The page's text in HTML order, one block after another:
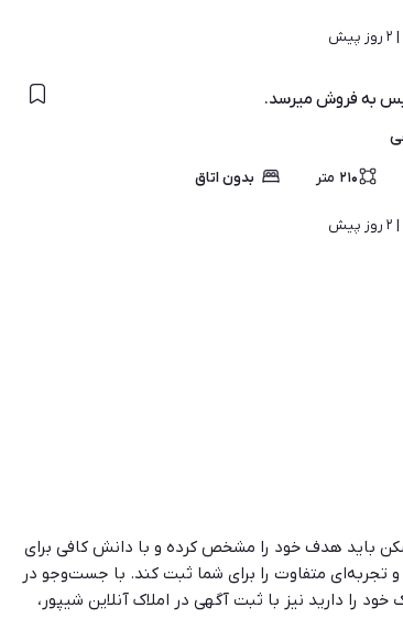
۲ روز پیش
به فروش میرسد.
۲۱۰ متر بدون اتاق
۲ روز پیش
باید هدف خود را مشخص کرده و با دانش کافی برای
و تجربه‌ای متفاوت را برای شما ثبت کند. با جست‌وجو در
را دارید نیز با ثبت آگهی در املاک آنلاین شیپور،